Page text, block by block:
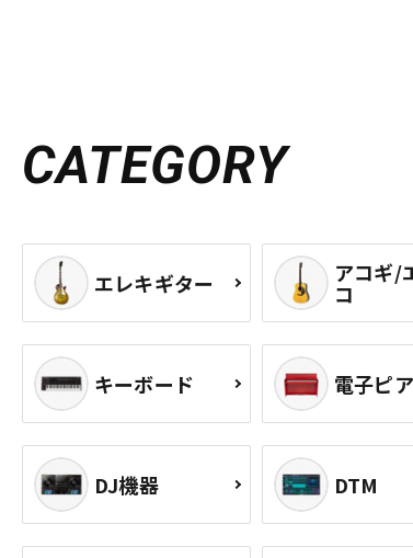
CATEGORY
エレキギター アコギ/
コ
キーボード 電子ピ
DJ機器 DTM